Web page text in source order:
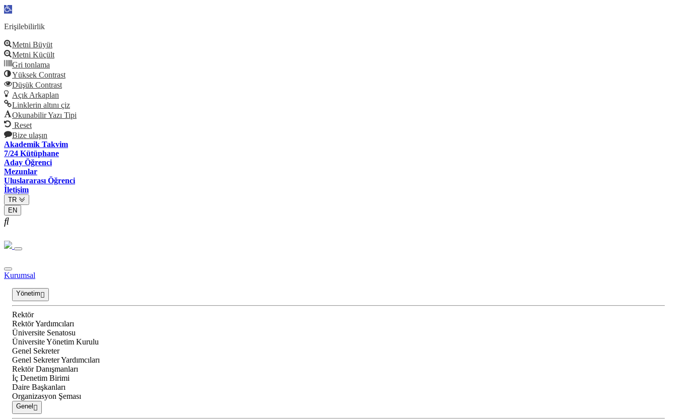
Open
Erişilebilirlik
Metni Büyüt
Metni Küçült
Gri tonlama
Yüksek Contrast
Düşük Contrast
Açık Arkaplan
Linklerin altını çiz
Okunabilir Yazı Tipi
Reset
Bize ulaşın
Akademik Takvim
7/24 Kütüphane
Aday Öğrenci
Mezunlar
Uluslararası Öğrenci
İletişim
TR
EN
Kurumsal
Yönetim
Rektör
Rektör Yardımcıları
Üniversite Senatosu
Üniversite Yönetim Kurulu
Genel Sekreter
Genel Sekreter Yardımcıları
Rektör Danışmanları
İç Denetim Birimi
Daire Başkanları
Organizasyon Şeması
Genel